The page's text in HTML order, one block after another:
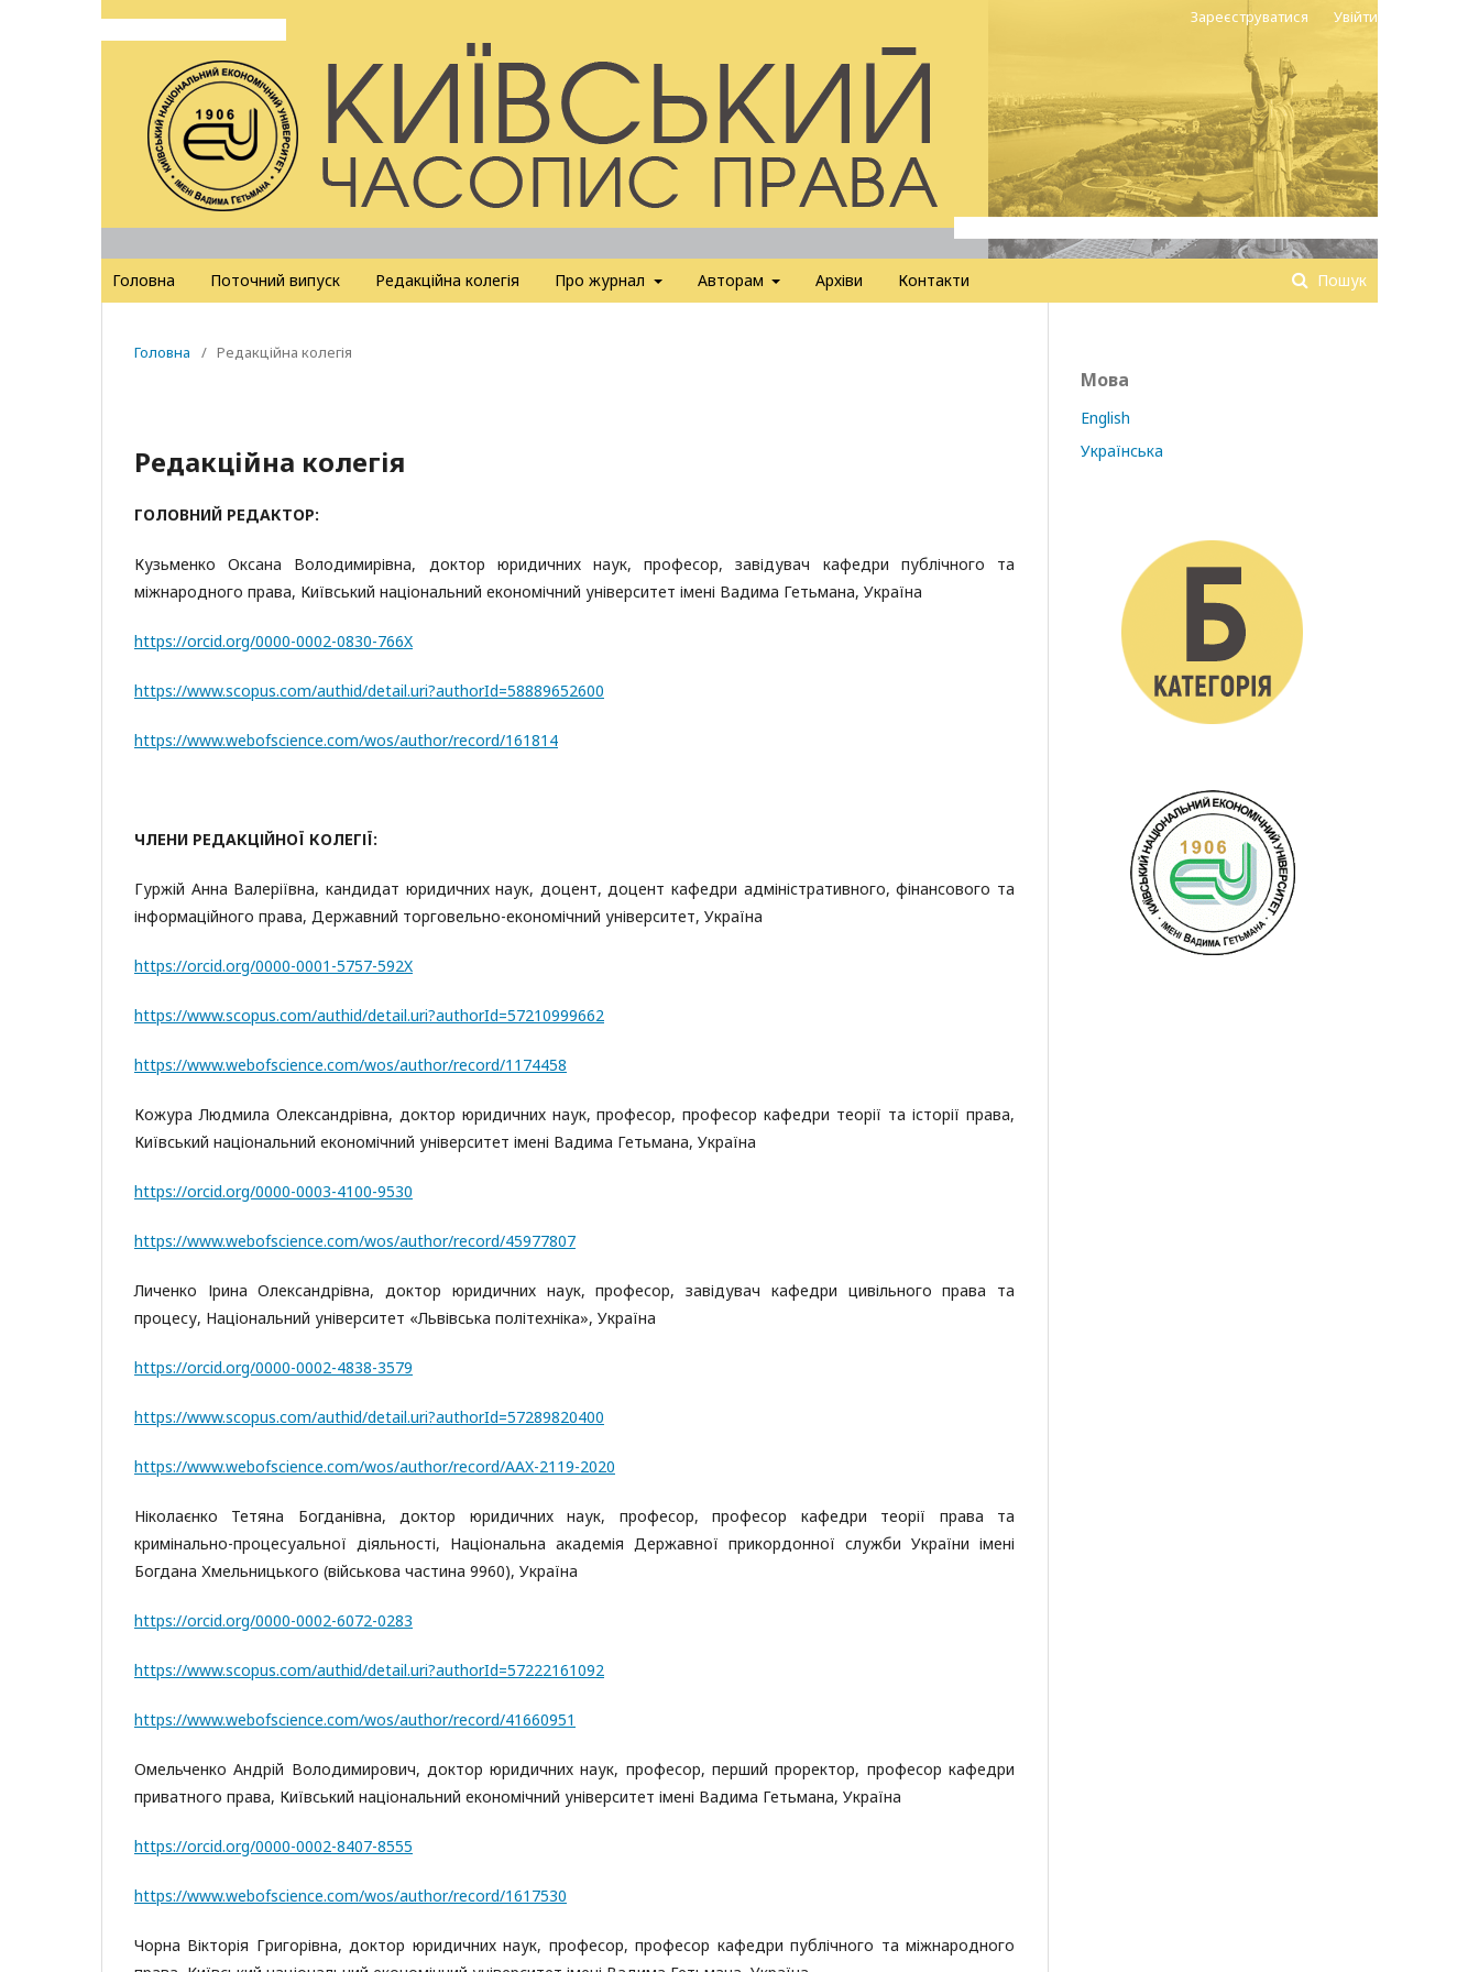
Головна Поточний випуск Редакційна колегія Про журнал Авторам Архіви Контакти Пошук
Зареєструватися Увійти
Головна / Редакційна колегія
Редакційна колегія
ГОЛОВНИЙ РЕДАКТОР:
Кузьменко Оксана Володимирівна, доктор юридичних наук, професор, завідувач кафедри публічного та
міжнародного права, Київський національний економічний університет імені Вадима Гетьмана, Україна
https://orcid.org/0000-0002-0830-766X
https://www.scopus.com/authid/detail.uri?authorId=58889652600
https://www.webofscience.com/wos/author/record/161814
ЧЛЕНИ РЕДАКЦІЙНОЇ КОЛЕГІЇ:
Гуржій Анна Валеріївна, кандидат юридичних наук, доцент, доцент кафедри адміністративного, фінансового та
інформаційного права, Державний торговельно-економічний університет, Україна
https://orcid.org/0000-0001-5757-592X
https://www.scopus.com/authid/detail.uri?authorId=57210999662
https://www.webofscience.com/wos/author/record/1174458
Кожура Людмила Олександрівна, доктор юридичних наук, професор, професор кафедри теорії та історії права,
Київський національний економічний університет імені Вадима Гетьмана, Україна
https://orcid.org/0000-0003-4100-9530
https://www.webofscience.com/wos/author/record/45977807
Личенко Ірина Олександрівна, доктор юридичних наук, професор, завідувач кафедри цивільного права та
процесу, Національний університет «Львівська політехніка», Україна
https://orcid.org/0000-0002-4838-3579
https://www.scopus.com/authid/detail.uri?authorId=57289820400
https://www.webofscience.com/wos/author/record/AAX-2119-2020
Ніколаєнко Тетяна Богданівна, доктор юридичних наук, професор, професор кафедри теорії права та
кримінально-процесуальної діяльності, Національна академія Державної прикордонної служби України імені
Богдана Хмельницького (військова частина 9960), Україна
https://orcid.org/0000-0002-6072-0283
https://www.scopus.com/authid/detail.uri?authorId=57222161092
https://www.webofscience.com/wos/author/record/41660951
Омельченко Андрій Володимирович, доктор юридичних наук, професор, перший проректор, професор кафедри
приватного права, Київський національний економічний університет імені Вадима Гетьмана, Україна
https://orcid.org/0000-0002-8407-8555
https://www.webofscience.com/wos/author/record/1617530
Чорна Вікторія Григорівна, доктор юридичних наук, професор, професор кафедри публічного та міжнародного
Мова
English
Українська